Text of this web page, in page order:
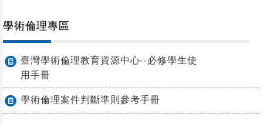
學術倫理專區
臺灣學術倫理教育資源中心--必修學生使
用手冊
學術倫理案件判斷準則參考手冊